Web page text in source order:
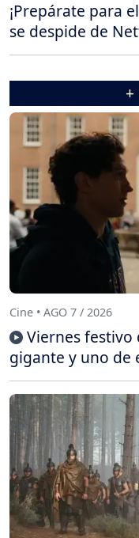
¡Prepárate para
se despide de
Cine • AGO 7 / 2026
Viernes festivo
gigante y uno de